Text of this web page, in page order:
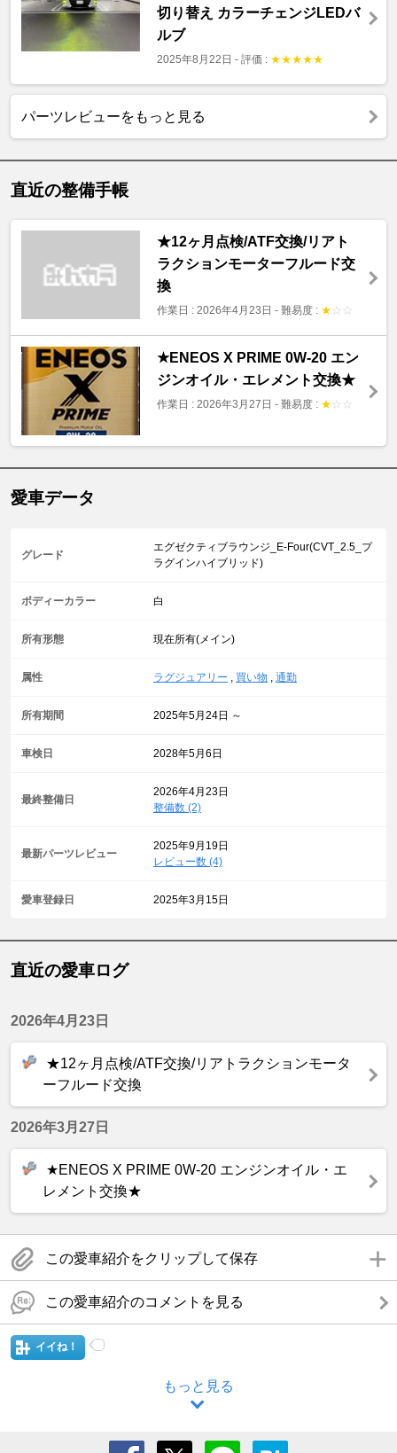
切り替え カラーチェンジLEDバ
ルブ
2025年8月22日 - 評価 : ★★★★★
パーツレビューをもっと見る
直近の整備手帳
★12ヶ月点検/ATF交換/リアト
ラクションモーターフルード交
換
作業日 : 2026年4月23日 - 難易度 : ★ ☆ ☆
★ENEOS X PRIME 0W-20 エン
ジンオイル・エレメント交換★
作業日 : 2026年3月27日 - 難易度 : ★ ☆ ☆
愛車データ
グレード
エグゼクティブラウンジ_E-Four(CVT_2.5_プ
ラグインハイブリッド)
ボディーカラー 白
所有形態 現在所有(メイン)
属性 ラグジュアリー , 買い物 , 通勤
所有期間 2025年5月24日 ～
車検日 2028年5月6日
最終整備日
2026年4月23日
整備数 (2)
最新パーツレビュー
2025年9月19日
レビュー数 (4)
愛車登録日 2025年3月15日
直近の愛車ログ
2026年4月23日
★12ヶ月点検/ATF交換/リアトラクションモータ
ーフルード交換
2026年3月27日
★ENEOS X PRIME 0W-20 エンジンオイル・エ
レメント交換★
この愛車紹介をクリップして保存
この愛車紹介のコメントを見る
イイね！
もっと見る